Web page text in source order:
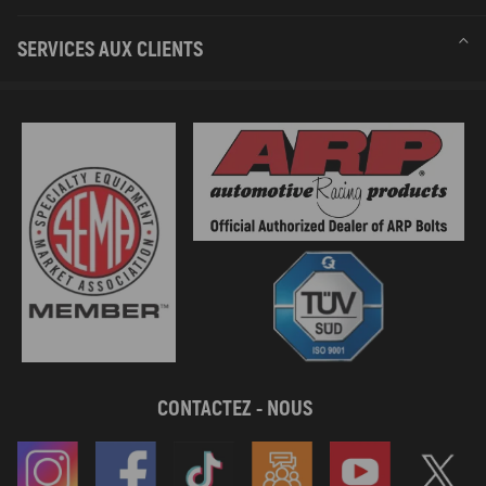
- Garantie: 2 ans de garantie pour tous les problémes de qualité
- L’utilisation confortable,Supérieure qualité et Bon marché, Prix
imbattable
- L’expédition rapide pendant 24 heures.
- Remplacement pour la pièce d'origine
- Plus de 60% d'économies par rapport aux ateliers de réparation
autorisés
- Matériaux de haute qualité pour une fiabilité accrue; une haute
Remarque mportant
SERVICES AUX CLIENTS
CONTACTEZ - NOUS